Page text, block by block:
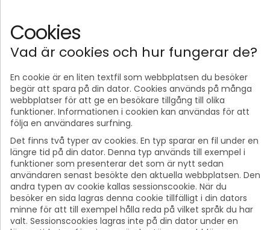
Cookies
Vad är cookies och hur fungerar de?
En cookie är en liten textfil som webbplatsen du besöker
begär att spara på din dator. Cookies används på många
webbplatser för att ge en besökare tillgång till olika
funktioner. Informationen i cookien kan användas för att
följa en användares surfning.
Det finns två typer av cookies. En typ sparar en fil under en
längre tid på din dator. Denna typ används till exempel i
funktioner som presenterar det som är nytt sedan
användaren senast besökte den aktuella webbplatsen. Den
andra typen av cookie kallas sessionscookie. När du
besöker en sida lagras denna cookie tillfälligt i din dators
minne för att till exempel hålla reda på vilket språk du har
valt. Sessionscookies lagras inte på din dator under en